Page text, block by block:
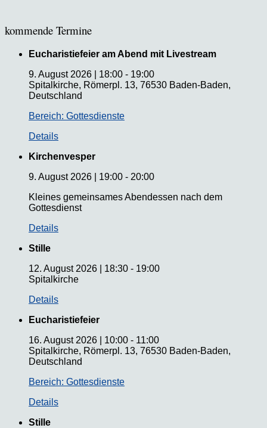
kommende Termine
Eucharistiefeier am Abend mit Livestream
9. August 2026
18:00 - 19:00
Spitalkirche, Römerpl. 13, 76530 Baden-Baden,
Deutschland
Bereich: Gottesdienste
Details
Kirchenvesper
9. August 2026
19:00 - 20:00
Kleines gemeinsames Abendessen nach dem
Gottesdienst
Details
Stille
12. August 2026
18:30 - 19:00
Spitalkirche
Details
Eucharistiefeier
16. August 2026
10:00 - 11:00
Spitalkirche, Römerpl. 13, 76530 Baden-Baden,
Deutschland
Bereich: Gottesdienste
Details
Stille